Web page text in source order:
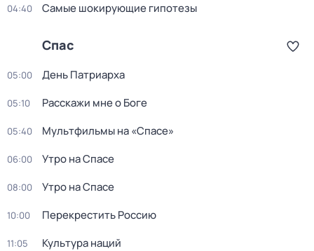
04:40 Самые шoкиpующие гипотезы
Спас
05:00 День Патриарха
05:10 Расскажи мне о Боге
05:40 Мультфильмы на «Спасе»
06:00 Утро на Спасе
08:00 Утро на Спасе
10:00 Перекреcтить Росcию
11:05 Культура наций